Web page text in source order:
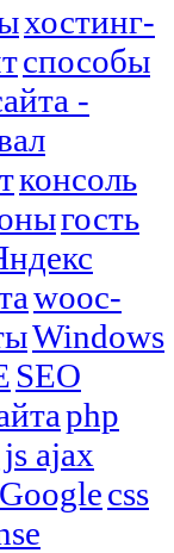
хостинг-
способы
-
консоль
гость
wooc-
Windows
SEO
php
js ajax
Googlecss